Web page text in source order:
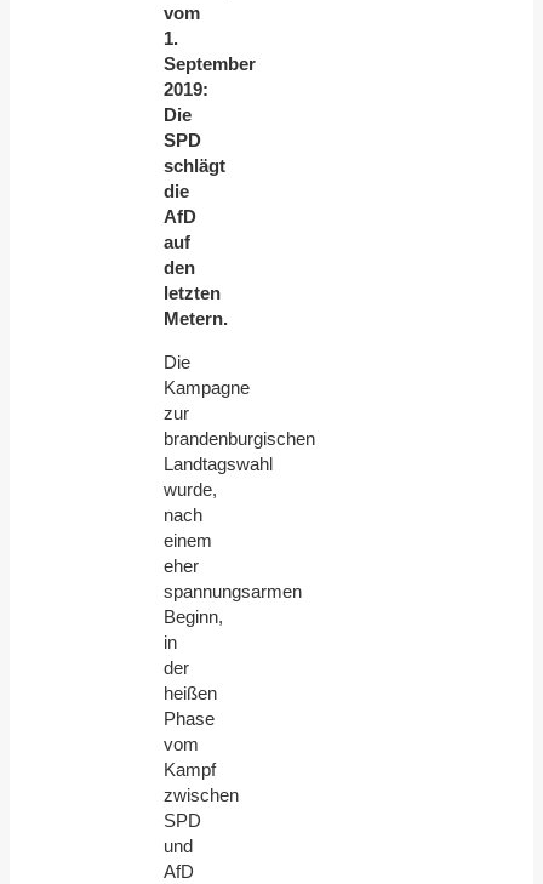
vom
1.
September
2019:
Die
SPD
schlägt
die
AfD
auf
den
letzten
Metern.
Die
Kampagne
zur
brandenburgischen
Landtagswahl
wurde,
nach
einem
eher
spannungsarmen
Beginn,
in
der
heißen
Phase
vom
Kampf
zwischen
SPD
und
AfD